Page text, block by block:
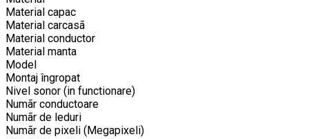
Material capac
Material carcasã
Material conductor
Material manta
Model
Montaj îngropat
Nivel sonor (in functionare)
Numãr conductoare
Numãr de leduri
Numãr de pixeli (Megapixeli)